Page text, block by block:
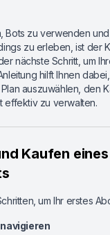
Bots zu verwenden
zu erleben, ist der
nächste Schritt, um
hilft Ihnen
auszuwählen, den
effektiv zu verwalten.
Kaufen
um Ihr erstes